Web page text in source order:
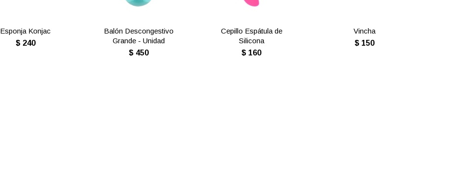
Esponja Konjac
$ 240
Balón Descongestivo
Grande - Unidad
$ 450
Cepillo Espátula de
Silicona
$ 160
Vincha
$ 150